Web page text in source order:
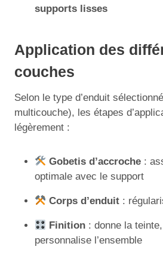
supports lisses
Application des
couches
Selon le type d’enduit
multicouche), les étapes
légèrement :
Gobetis d’accroche :
optimale avec le support
Corps d’enduit :
Finition : donne la
personnalise l’ensemble